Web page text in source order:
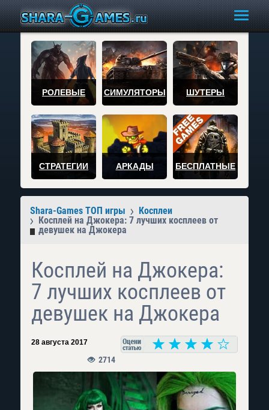
РОЛЕВЫЕ СИМУЛЯТОРЫ ШУТЕРЫ
СТРАТЕГИИ АРКАДЫ БЕСПЛАТНЫЕ
Shara-Games ТОП игры
Косплеи
Косплей на Джокера: 7 лучших косплеев от
девушек на Джокера
Косплей на Джокера:
7 лучших косплеев от
девушек на Джокера
28 августа 2017
2714